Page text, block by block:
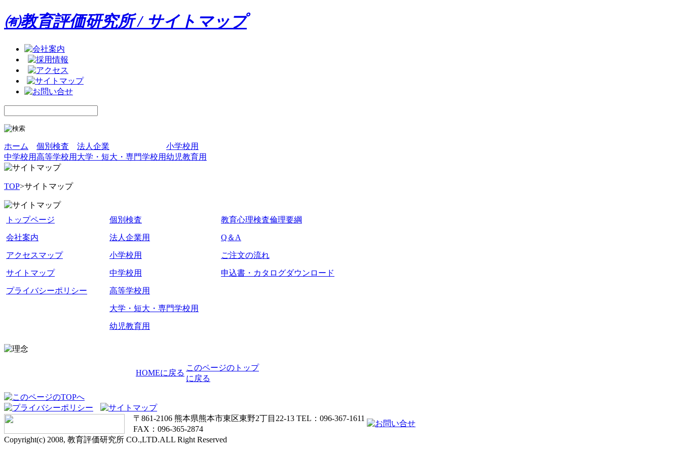
㈲教育評価研究所 / サイトマップ
ホーム 個別検査 法人企業
小学校用
中学校用高等学校用 大学・短大・専門学校用幼児教育用
TOP>サイトマップ
トップページ
会社案内
アクセスマップ
サイトマップ
プライバシーポリシー
個別検査
法人企業用
小学校用
中学校用
高等学校用
大学・短大・専門学校用
幼児教育用
教育心理検査倫理要綱
Q＆A
ご注文の流れ
申込書・カタログダウンロード
HOMEに戻る
このページのトップ
に戻る
〒861-2106 熊本県熊本市東区東野2丁目22-13 TEL：096-367-1611
FAX：096-365-2874
Copyright(c) 2008, 教育評価研究所 CO.,LTD.ALL Right Reserved